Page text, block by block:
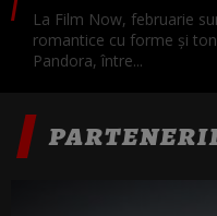
La Film Now, februarie
romantice cu forme și
Pandora, între...